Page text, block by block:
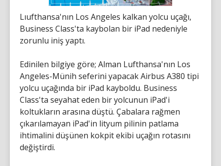
Lıufthansa'nın Los Angeles kalkan yolcu uçağı,
Business Class'ta kaybolan bir iPad nedeniyle
zorunlu iniş yaptı.
Edinilen bilgiye göre; Alman Lufthansa'nın Los
Angeles-Münih seferini yapacak Airbus A380 tipi
yolcu uçağında bir iPad kayboldu. Business
Class'ta seyahat eden bir yolcunun iPad'i
koltukların arasına düştü. Çabalara rağmen
çıkarılamayan iPad'in lityum pilinin patlama
ihtimalini düşünen kokpit ekibi uçağın rotasını
değiştirdi.